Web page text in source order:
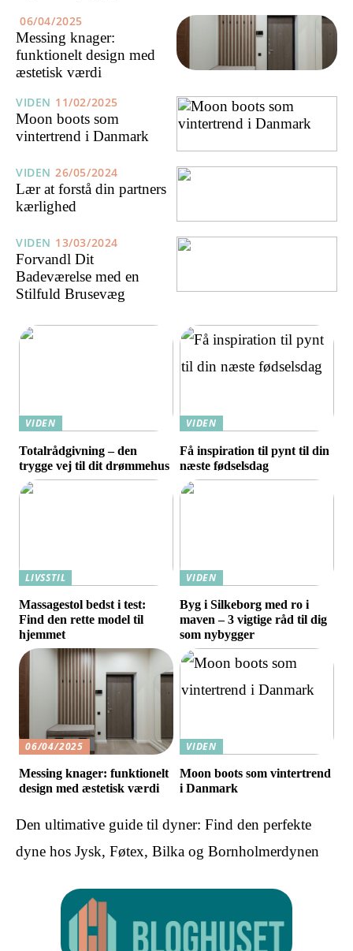
06/04/2025
Messing knager:
funktionelt design med
æstetisk værdi
VIDEN 11/02/2025
Moon boots som
vintertrend i Danmark
VIDEN 26/05/2024
Lær at forstå din partners
kærlighed
VIDEN 13/03/2024
Forvandl Dit
Badeværelse med en
Stilfuld Brusevæg
VIDEN
Totalrådgivning – den
trygge vej til dit drømmehus
VIDEN
Få inspiration til pynt til din
næste fødselsdag
LIVSSTIL
Massagestol bedst i test:
Find den rette model til
hjemmet
VIDEN
Byg i Silkeborg med ro i
maven – 3 vigtige råd til dig
som nybygger
06/04/2025
Messing knager: funktionelt
design med æstetisk værdi
VIDEN
Moon boots som vintertrend
i Danmark
Den ultimative guide til dyner: Find den perfekte
dyne hos Jysk, Føtex, Bilka og Bornholmerdynen